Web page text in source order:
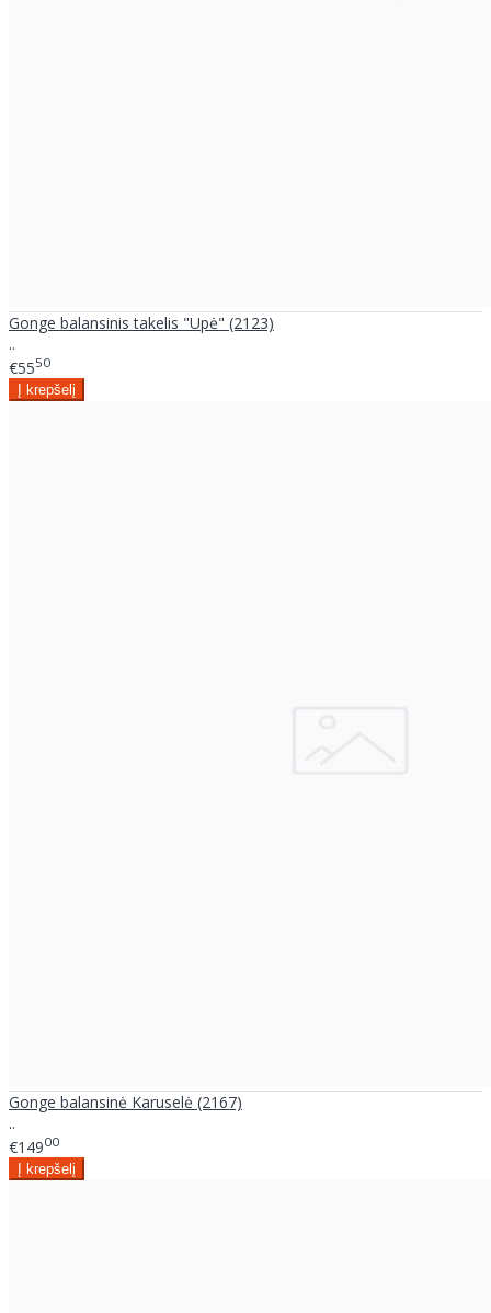
Gonge balansinis takelis "Upė" (2123)
..
€5550
Gonge balansinė Karuselė (2167)
..
€14900